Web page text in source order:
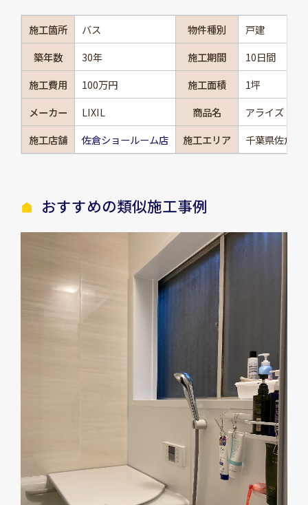
施工箇所 バス 物件種別
戸建
築年数
30年 施工期間
10日間
施工費用
100万円 施工面積
1坪
メーカー
LIXIL 商品名
アライズ
施工店舗
佐倉ショールーム店 施工エリア 千葉県佐倉市
おすすめの類似施工事例